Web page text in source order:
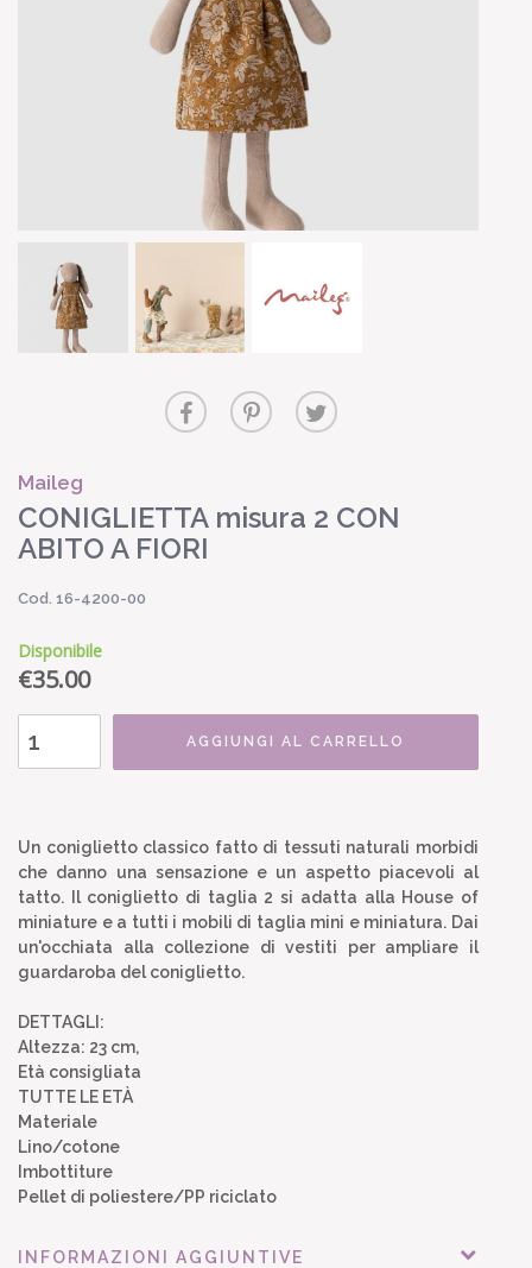
Maileg
CONIGLIETTA misura 2 CON
ABITO A FIORI
Cod. 16-4200-00
Disponibile
€35.00
AGGIUNGI AL CARRELLO
Un coniglietto classico fatto di tessuti naturali morbidi
che danno una sensazione e un aspetto piacevoli al
tatto. Il coniglietto di taglia 2 si adatta alla House of
miniature e a tutti i mobili di taglia mini e miniatura. Dai
un'occhiata alla collezione di vestiti per ampliare il
guardaroba del coniglietto.
DETTAGLI:
Altezza: 23 cm,
Età consigliata
TUTTE LE ETÀ
Materiale
Lino/cotone
Imbottiture
Pellet di poliestere/PP riciclato
INFORMAZIONI AGGIUNTIVE